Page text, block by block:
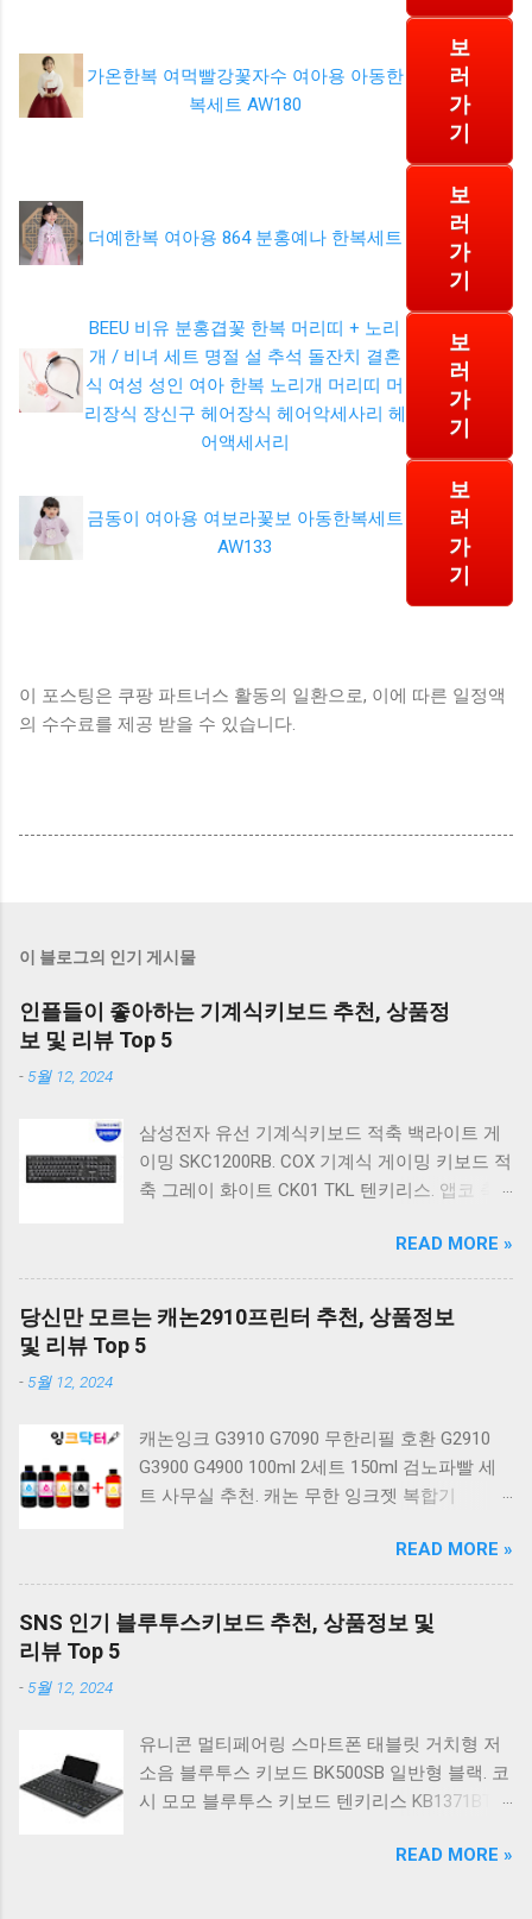
가온한복 여먹빨강꽃자수 여아용 아동한
복세트 AW180
보
러
가
기
더예한복 여아용 864 분홍예나 한복세트
보
러
가
기
BEEU 비유 분홍겹꽃 한복 머리띠 + 노리
개 / 비녀 세트 명절 설 추석 돌잔치 결혼
식 여성 성인 여아 한복 노리개 머리띠 머
리장식 장신구 헤어장식 헤어악세사리 헤
어액세서리
보
러
가
기
금동이 여아용 여보라꽃보 아동한복세트
AW133
보
러
가
기
이 포스팅은 쿠팡 파트너스 활동의 일환으로, 이에 따른 일정액
의 수수료를 제공 받을 수 있습니다.
이 블로그의 인기 게시물
인플들이 좋아하는 기계식키보드 추천, 상품정
보 및 리뷰 Top 5
- 5월 12, 2024
삼성전자 유선 기계식키보드 적축 백라이트 게
이밍 SKC1200RB. COX 기계식 게이밍 키보드 적
축 그레이 화이트 CK01 TKL 텐키리스. 앱코 축
랙 K560 일반형. 앱코 K517 레트로 기계식 게이
밍 유선키보드 갈축 일반형 레트로 베이지. 체리
키보드 G803000S TKL RGB 게이밍 텐키리스 기
계식 키보드 4종 축 선택 저소음적축 블랙. 체리
베이지 K517 Retro. COX CK01 교체축 사이드
RGB 게이밍 기계식 키보드 네이비 CK01NV적축
일반형. 체리키보드 XTRFY MX BOARD 3.1 RGB
COX 기계식 게이밍 키보드 갈축 그레이 화이트
CK01 TKL 텐키리스 기계식키보드 구매를 고려
하실 때, 추가 할인 혜택을 놓치지 마세요. 다양
정이 많이 어려우시죠? 특히 기계식키보드 같은
상품을 고를 때는 더 고민이 많을 수 밖에 없습
니다. 다양한 상품들을 상세스펙 과 가격 을 꼼
READ MORE »
당신만 모르는 캐논2910프린터 추천, 상품정보
및 리뷰 Top 5
- 5월 12, 2024
캐논잉크 G3910 G7090 무한리필 호환 G2910
G3900 G4900 100ml 2세트 150ml 검노파빨 세
트 사무실 추천. 캐논 무한 잉크젯 복합기
논 PIXMA G2910 잉크포함 정품 무한복합기 컬
러 잉크젯복합기 가정용프린터 상세정보참조.
캐논 G시리즈 프린터 정품 헤드 카트리지
G1900 G2900 G3900 G4900 G2910 G3910
G4902 G4910 G4911 리필 잉크 1개 GI990
500ml 4색세트. 캐논 빌트인 정품무한 복합기
G2910 정품잉크 포함충전잉크4색 추가증정. 캐
잉크 4색세트 G3910 G3900 G2900 G4900
READ MORE »
SNS 인기 블루투스키보드 추천, 상품정보 및
리뷰 Top 5
- 5월 12, 2024
유니콘 멀티페어링 스마트폰 태블릿 거치형 저
소음 블루투스 키보드 BK500SB 일반형 블랙. 코
시 모모 블루투스 키보드 텐키리스 KB1371BT
K380S. 로지텍 무선키보드 텐키리스 스모키 블
READ MORE »